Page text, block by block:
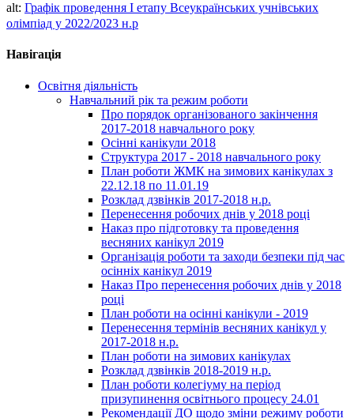
alt: Графік проведення І етапу Всеукраїнських учнівських
олімпіад у 2022/2023 н.р
Навігація
Освітня діяльність
Навчальний рік та режим роботи
Про порядок організованого закінчення
2017-2018 навчального року
Осінні канікули 2018
Структура 2017 - 2018 навчального року
План роботи ЖМК на зимових канікулах з
22.12.18 по 11.01.19
Розклад дзвінків 2017-2018 н.р.
Перенесення робочих днів у 2018 році
Наказ про підготовку та проведення
весняних канікул 2019
Організація роботи та заходи безпеки під час
осінніх канікул 2019
Наказ Про перенесення робочих днів у 2018
році
План роботи на осінні канікули - 2019
Перенесення термінів весняних канікул у
2017-2018 н.р.
План роботи на зимових канікулах
Розклад дзвінків 2018-2019 н.р.
План роботи колегіуму на період
призупинення освітнього процесу 24.01
Рекомендації ДО щодо зміни режиму роботи